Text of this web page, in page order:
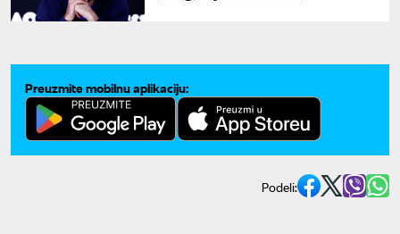
Preuzmite mobilnu aplikaciju:
Podeli: